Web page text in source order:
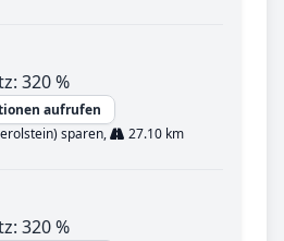
320 %
aufrufen
sparen,
27.10 km
320 %